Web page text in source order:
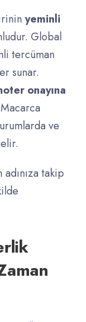
yeminli
Global
tercüman
sunar.
onayına
ve
takip